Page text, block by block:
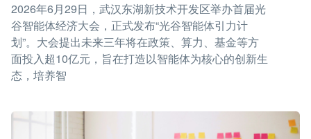
2026年6月29日，武汉东湖新技术开发区举办首届光
谷智能体经济大会，正式发布“光谷智能体引力计
划”。大会提出未来三年将在政策、算力、基金等方
面投入超10亿元，旨在打造以智能体为核心的创新生
态，培养智